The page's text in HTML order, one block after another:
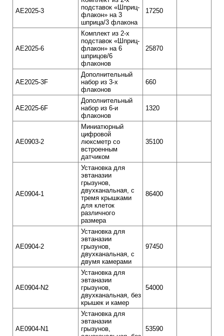
AE2025-3
подставок «Шприц-
флакон» на 3
шприца/3 флакона
17250
AE2025-6
Комплект из 2-х
подставок «Шприц-
флакон» на 6
шприцов/6
флаконов
25870
АЕ2025-3F
Дополнительный
набор из 3-х
флаконов
660
АЕ2025-6F
Дополнительный
набор из 6-и
флаконов
1320
AE0903-2
Миниатюрный
цифровой
люксметр со
встроенным
датчиком
35100
AE0904-1
Установка для
эвтаназии
грызунов,
двухканальная, с
тремя крышками
для клеток
различного
размера
86400
AE0904-2
Установка для
эвтаназии
грызунов,
двухканальная, с
двумя камерами
97450
AE0904-N2
Установка для
эвтаназии
грызунов,
двухканальная, без
крышек и камер
54000
AE0904-N1
Установка для
эвтаназии
грызунов,
53590